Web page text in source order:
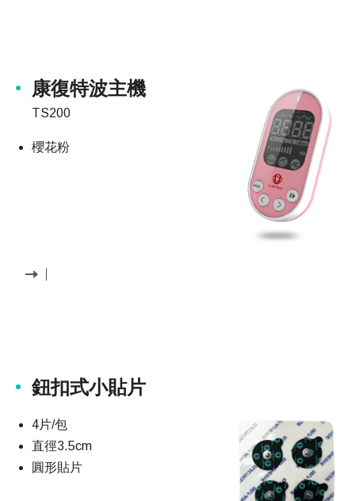
康復特波主機
TS200
櫻花粉
鈕扣式小貼片
4片/包
直徑3.5cm
圓形貼片